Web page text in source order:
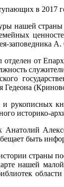
в 2017
нашей страны
заповедника
от
рукописных
историко-
Анатолий
быть
страны
нашей